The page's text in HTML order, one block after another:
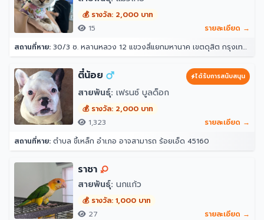
💰 รางวัล: 2,000 บาท
15
รายละเอียด →
สถานที่หาย: 30/3 ซ. หลานหลวง 12 แขวงสี่แยกมหานาค เขตดุสิต กรุงเทพมหานคร 10300
ตี๋น้อย ได้รับการสนับสนุน
สายพันธุ์: เฟรนซ์ บูลด็อก
💰 รางวัล: 2,000 บาท
1,323
รายละเอียด →
สถานที่หาย: ตำบล ขี้เหล็ก อำเภอ อาจสามารถ ร้อยเอ็ด 45160
ราชา
สายพันธุ์: นกแก้ว
💰 รางวัล: 1,000 บาท
27
รายละเอียด →